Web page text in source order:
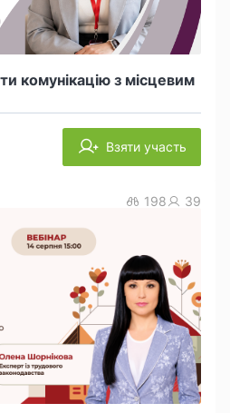
комунікацію з місцевим
Взяти участь
198 39